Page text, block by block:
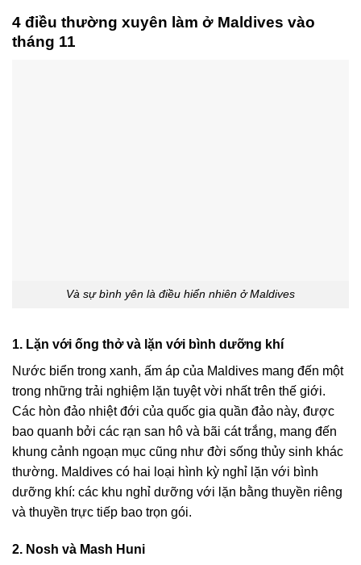
4 điều thường xuyên làm ở Maldives vào
tháng 11
Và sự bình yên là điều hiển nhiên ở Maldives
1. Lặn với ống thở và lặn với bình dưỡng khí
Nước biển trong xanh, ấm áp của Maldives mang đến một
trong những trải nghiệm lặn tuyệt vời nhất trên thế giới.
Các hòn đảo nhiệt đới của quốc gia quần đảo này, được
bao quanh bởi các rạn san hô và bãi cát trắng, mang đến
khung cảnh ngoạn mục cũng như đời sống thủy sinh khác
thường. Maldives có hai loại hình kỳ nghỉ lặn với bình
dưỡng khí: các khu nghỉ dưỡng với lặn bằng thuyền riêng
và thuyền trực tiếp bao trọn gói.
2. Nosh và Mash Huni